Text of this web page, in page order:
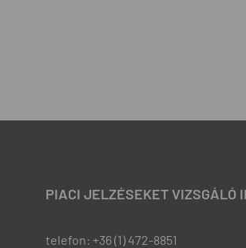
PIACI JELZÉSEKET VIZSGÁLÓ
telefon: +36 (1) 472-8851